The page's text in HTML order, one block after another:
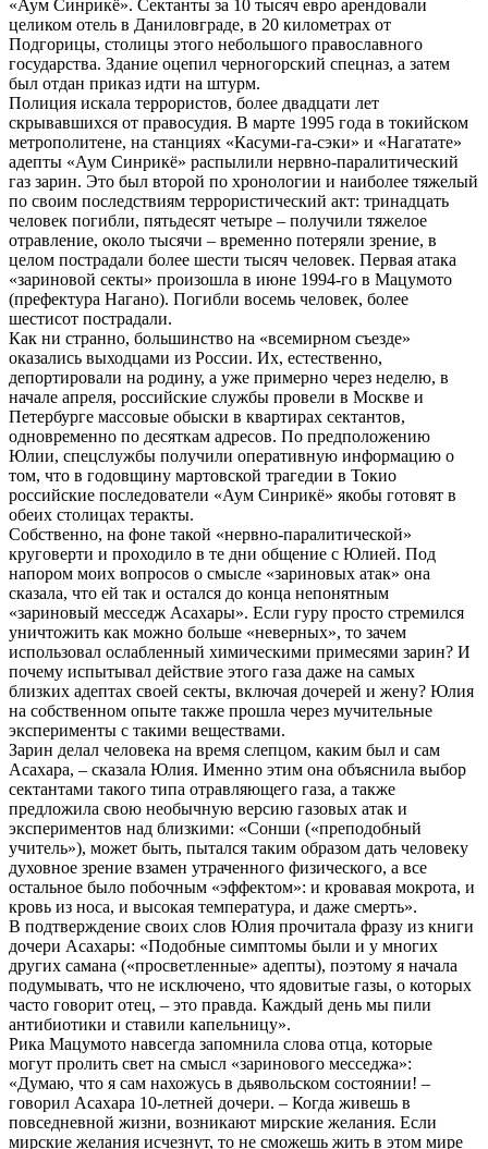
«Аум Синрикё». Сектанты за 10 тысяч евро арендовали
целиком отель в Даниловграде, в 20 километрах от
Подгорицы, столицы этого небольшого православного
государства. Здание оцепил черногорский спецназ, а затем
был отдан приказ идти на штурм.
Полиция искала террористов, более двадцати лет
скрывавшихся от правосудия. В марте 1995 года в токийском
метрополитене, на станциях «Касуми-га-сэки» и «Нагатате»
адепты «Аум Синрикё» распылили нервно-паралитический
газ зарин. Это был второй по хронологии и наиболее тяжелый
по своим последствиям террористический акт: тринадцать
человек погибли, пятьдесят четыре – получили тяжелое
отравление, около тысячи – временно потеряли зрение, в
целом пострадали более шести тысяч человек. Первая атака
«зариновой секты» произошла в июне 1994-го в Мацумото
(префектура Нагано). Погибли восемь человек, более
шестисот пострадали.
Как ни странно, большинство на «всемирном съезде»
оказались выходцами из России. Их, естественно,
депортировали на родину, а уже примерно через неделю, в
начале апреля, российские службы провели в Москве и
Петербурге массовые обыски в квартирах сектантов,
одновременно по десяткам адресов. По предположению
Юлии, спецслужбы получили оперативную информацию о
том, что в годовщину мартовской трагедии в Токио
российские последователи «Аум Синрикё» якобы готовят в
обеих столицах теракты.
Собственно, на фоне такой «нервно-паралитической»
круговерти и проходило в те дни общение с Юлией. Под
напором моих вопросов о смысле «зариновых атак» она
сказала, что ей так и остался до конца непонятным
«зариновый месседж Асахары». Если гуру просто стремился
уничтожить как можно больше «неверных», то зачем
использовал ослабленный химическими примесями зарин? И
почему испытывал действие этого газа даже на самых
близких адептах своей секты, включая дочерей и жену? Юлия
на собственном опыте также прошла через мучительные
эксперименты с такими веществами.
Зарин делал человека на время слепцом, каким был и сам
Асахара, – сказала Юлия. Именно этим она объяснила выбор
сектантами такого типа отравляющего газа, а также
предложила свою необычную версию газовых атак и
экспериментов над близкими: «Сонши («преподобный
учитель»), может быть, пытался таким образом дать человеку
духовное зрение взамен утраченного физического, а все
остальное было побочным «эффектом»: и кровавая мокрота, и
кровь из носа, и высокая температура, и даже смерть».
В подтверждение своих слов Юлия прочитала фразу из книги
дочери Асахары: «Подобные симптомы были и у многих
других самана («просветленные» адепты), поэтому я начала
подумывать, что не исключено, что ядовитые газы, о которых
часто говорит отец, – это правда. Каждый день мы пили
антибиотики и ставили капельницу».
Рика Мацумото навсегда запомнила слова отца, которые
могут пролить свет на смысл «заринового месседжа»:
«Думаю, что я сам нахожусь в дьявольском состоянии! –
говорил Асахара 10-летней дочери. – Когда живешь в
повседневной жизни, возникают мирские желания. Если
мирские желания исчезнут, то не сможешь жить в этом мире